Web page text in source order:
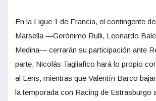
En la Ligue 1 de Francia, el contingente
Marsella —Gerónimo Rulli, Leonardo
Medina— cerrarán su participación ante
parte, Nicolás Tagliafico hará lo propio
al Lens, mientras que Valentín Barco
la temporada con Racing de Estrasburgo